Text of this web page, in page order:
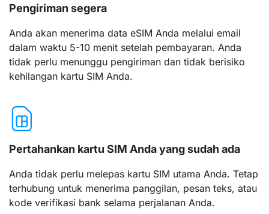
Pengiriman segera
Anda akan menerima data eSIM Anda melalui email
dalam waktu 5-10 menit setelah pembayaran. Anda
tidak perlu menunggu pengiriman dan tidak berisiko
kehilangan kartu SIM Anda.
Pertahankan kartu SIM Anda yang sudah ada
Anda tidak perlu melepas kartu SIM utama Anda. Tetap
terhubung untuk menerima panggilan, pesan teks, atau
kode verifikasi bank selama perjalanan Anda.